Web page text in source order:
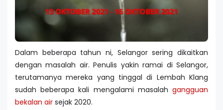
Dalam beberapa tahun ni, Selangor sering dikaitkan
dengan masalah air. Penulis yakin ramai di Selangor,
terutamanya mereka yang tinggal di Lembah Klang
sudah beberapa kali mengalami masalah gangguan
bekalan air sejak 2020.